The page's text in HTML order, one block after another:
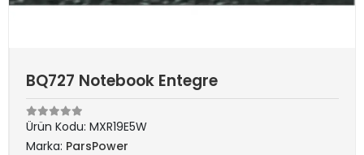
BQ727 Notebook Entegre
Ürün Kodu: MXR19E5W
Marka: ParsPower